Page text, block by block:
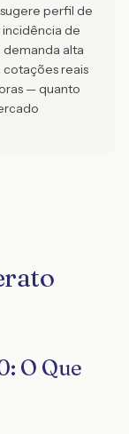
perfil de
incidência de
alta
cotações reais
— quanto
O Que